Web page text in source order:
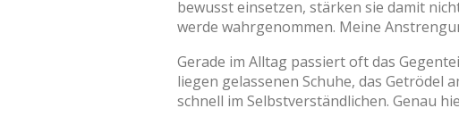
bewusst einsetzen, stärken sie damit
werde wahrgenommen. Meine
Gerade im Alltag passiert oft das
liegen gelassenen Schuhe, das Getrödel
schnell im Selbstverständlichen. Genau